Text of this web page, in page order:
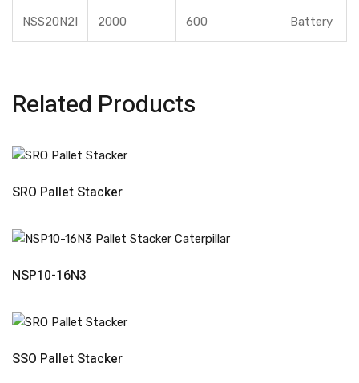
NSS20N2I 2000 600 Battery
Related Products
SRO Pallet Stacker
NSP10-16N3
SSO Pallet Stacker